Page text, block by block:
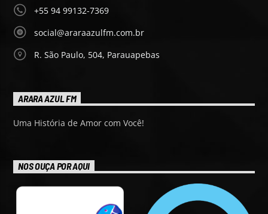
+55 94 99132-7369
social@araraazulfm.com.br
R. São Paulo, 504, Parauapebas
ARARA AZUL FM
Uma História de Amor com Você!
NOS OUÇA POR AQUI